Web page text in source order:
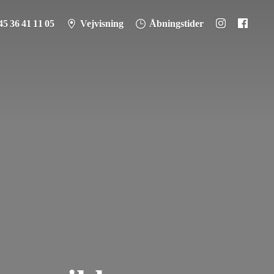
36 41 11 05 Vejvisning Åbningstider